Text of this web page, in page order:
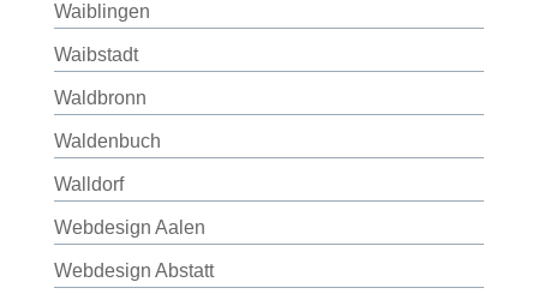
Waiblingen
Waibstadt
Waldbronn
Waldenbuch
Walldorf
Webdesign Aalen
Webdesign Abstatt